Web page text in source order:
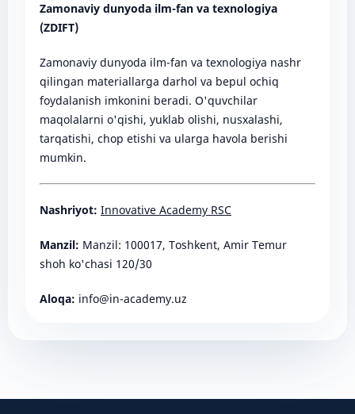
Zamonaviy dunyoda ilm-fan va texnologiya
(ZDIFT)
Zamonaviy dunyoda ilm-fan va texnologiya nashr
qilingan materiallarga darhol va bepul ochiq
foydalanish imkonini beradi. O'quvchilar
maqolalarni o'qishi, yuklab olishi, nusxalashi,
tarqatishi, chop etishi va ularga havola berishi
mumkin.
Nashriyot: Innovative Academy RSC
Manzil: Manzil: 100017, Toshkent, Amir Temur
shoh ko'chasi 120/30
Aloqa: info@in-academy.uz